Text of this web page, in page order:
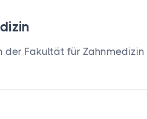
der Fakultät für